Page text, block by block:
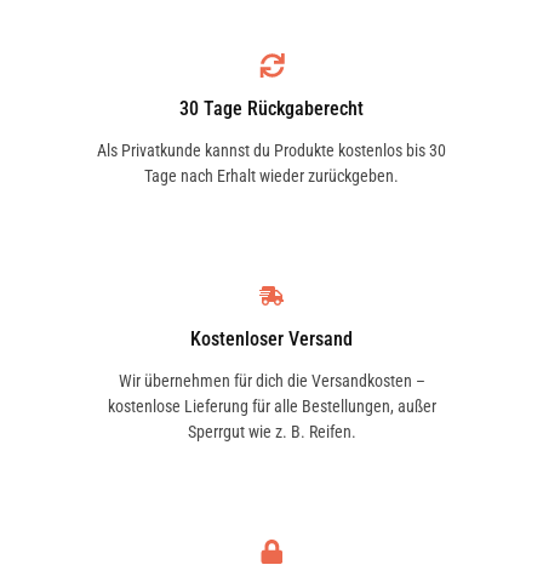
30 Tage Rückgaberecht
Als Privatkunde kannst du Produkte kostenlos bis 30
Tage nach Erhalt wieder zurückgeben.
Kostenloser Versand
Wir übernehmen für dich die Versandkosten –
kostenlose Lieferung für alle Bestellungen, außer
Sperrgut wie z. B. Reifen.